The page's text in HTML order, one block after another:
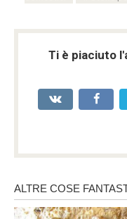
Ti è piaciuto